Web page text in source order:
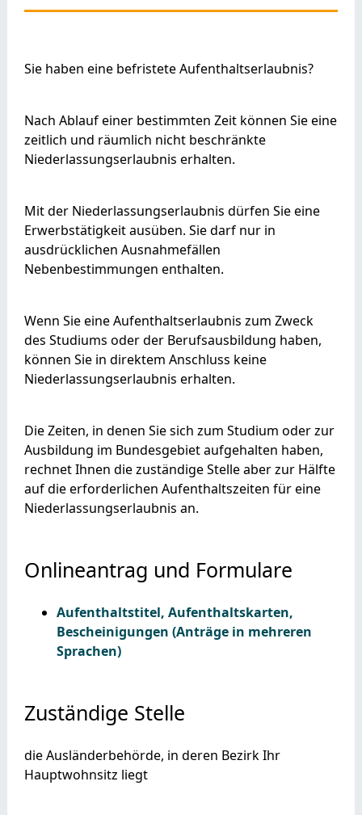
Sie haben eine befristete Aufenthaltserlaubnis?
Nach Ablauf einer bestimmten Zeit können Sie eine
zeitlich und räumlich nicht beschränkte
Niederlassungserlaubnis erhalten.
Mit der Niederlassungserlaubnis dürfen Sie eine
Erwerbstätigkeit ausüben. Sie darf nur in
ausdrücklichen Ausnahmefällen
Nebenbestimmungen enthalten.
Wenn Sie eine Aufenthaltserlaubnis zum Zweck
des Studiums oder der Berufsausbildung haben,
können Sie in direktem Anschluss keine
Niederlassungserlaubnis erhalten.
Die Zeiten, in denen Sie sich zum Studium oder zur
Ausbildung im Bundesgebiet aufgehalten haben,
rechnet Ihnen die zuständige Stelle aber zur Hälfte
auf die erforderlichen Aufenthaltszeiten für eine
Niederlassungserlaubnis an.
Onlineantrag und Formulare
Aufenthaltstitel, Aufenthaltskarten,
Bescheinigungen (Anträge in mehreren
Sprachen)
Zuständige Stelle
die Ausländerbehörde, in deren Bezirk Ihr
Hauptwohnsitz liegt